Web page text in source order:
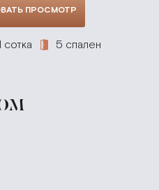
ПРОСМОТР
сотка 5 спален